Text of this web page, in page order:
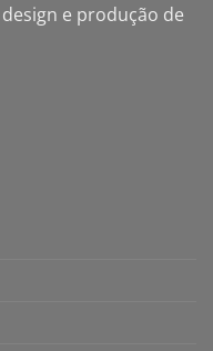
e produção de